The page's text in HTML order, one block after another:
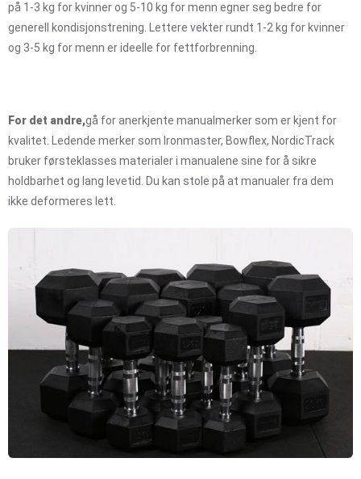
på 1-3 kg for kvinner og 5-10 kg for menn egner seg bedre for
generell kondisjonstrening. Lettere vekter rundt 1-2 kg for kvinner
og 3-5 kg for menn er ideelle for fettforbrenning.
For det andre,gå for anerkjente manualmerker som er kjent for
kvalitet. Ledende merker som Ironmaster, Bowflex, NordicTrack
bruker førsteklasses materialer i manualene sine for å sikre
holdbarhet og lang levetid. Du kan stole på at manualer fra dem
ikke deformeres lett.